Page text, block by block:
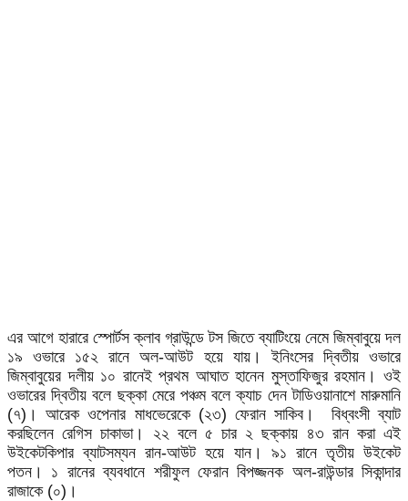
এর আগে হারারে স্পোর্টস ক্লাব গ্রাউন্ডে টস জিতে ব্যাটিংয়ে নেমে জিম্বাবুয়ে দল
১৯ ওভারে ১৫২ রানে অল-আউট হয়ে যায়। ইনিংসের দ্বিতীয় ওভারে
জিম্বাবুয়ের দলীয় ১০ রানেই প্রথম আঘাত হানেন মুস্তাফিজুর রহমান। ওই
ওভারের দ্বিতীয় বলে ছক্কা মেরে পঞ্চম বলে ক্যাচ দেন টাডিওয়ানাশে মারুমানি
(৭)। আরেক ওপেনার মাধভেরেকে (২৩) ফেরান সাকিব। বিধ্বংসী ব্যাট
করছিলেন রেগিস চাকাভা। ২২ বলে ৫ চার ২ ছক্কায় ৪৩ রান করা এই
উইকেটকিপার ব্যাটসম্যন রান-আউট হয়ে যান। ৯১ রানে তৃতীয় উইকেট
পতন। ১ রানের ব্যবধানে শরীফুল ফেরান বিপজ্জনক অল-রাউন্ডার সিকান্দার
রাজাকে (০)।